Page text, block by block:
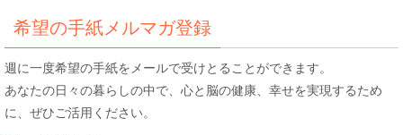
希望の手紙メルマガ登録
週に一度希望の手紙をメールで受けとることができます。
あなたの日々の暮らしの中で、心と脳の健康、幸せを実現するため
に、ぜひご活用ください。